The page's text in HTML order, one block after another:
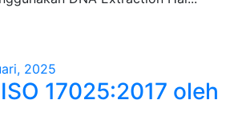
2025
17025:2017 oleh